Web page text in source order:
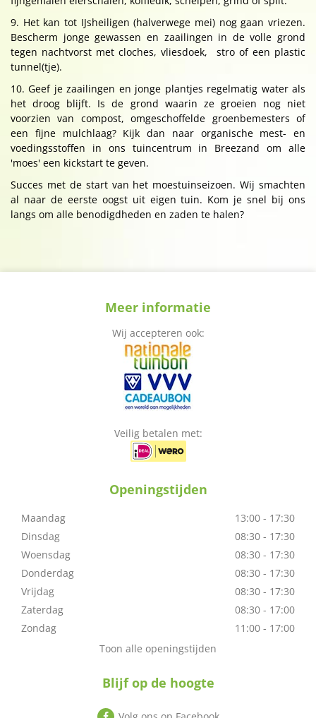
9. Het kan tot IJsheiligen (halverwege mei) nog gaan vriezen.
Bescherm jonge gewassen en zaailingen in de volle grond
tegen nachtvorst met cloches, vliesdoek, stro of een plastic
tunnel(tje).
10. Geef je zaailingen en jonge plantjes regelmatig water als
het droog blijft. Is de grond waarin ze groeien nog niet
voorzien van compost, omgeschoffelde groenbemesters of
een fijne mulchlaag? Kijk dan naar organische mest- en
voedingsstoffen in ons tuincentrum in Breezand om alle
'moes' een kickstart te geven.
Succes met de start van het moestuinseizoen. Wij smachten
al naar de eerste oogst uit eigen tuin. Kom je snel bij ons
langs om alle benodigdheden en zaden te halen?
Meer informatie
Wij accepteren ook:
Veilig betalen met:
Openingstijden
Maandag
13:00 - 17:30
Dinsdag
08:30 - 17:30
Woensdag
08:30 - 17:30
Donderdag
08:30 - 17:30
Vrijdag
08:30 - 17:30
Zaterdag
08:30 - 17:00
Zondag
11:00 - 17:00
Toon alle openingstijden
Blijf op de hoogte